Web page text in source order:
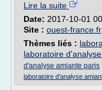
Lire la suite
Date: 2017-10-01
Site : ouest-france.fr
Thèmes liés :
laboratoire
d'analyse amiante paris
laboratoire d'analyse